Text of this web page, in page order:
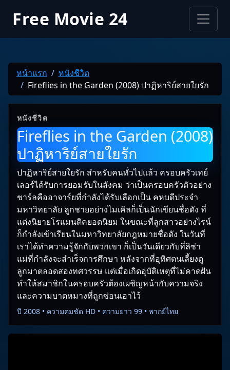
Free Movie 24
หน้าแรก
หนังชีวิต
Fireflies in the Garden (2008) ปาฏิหาริย์สายใยรัก
หนังชีวิต
Fireflies in the Garden (2008)
ปาฏิหาริย์สายใยรัก
ปาฏิหาริย์สายใยรัก สำหรับคนทั่วไปแล้ว ครอบครัวเทย์
เลอร์ได้รับการยอมรับในสังคม ว่าเป็นครอบครัวตัวอย่าง
ชาร์ลคืออาจาร์ยที่กำลังได้รับเลือกเป็น คหบดีประจำ
มหาวิทยาลัย ลูกชายอย่างไมเคิลก็เป็นนักเขียนชื่อดัง ที่
แต่งนิยายโรแมนติคยอดนิยม ในขณะที่ลูกสาวอย่างไรน์
ก็กำลังเข้าเรียนในมหาวิทยาลัยกฎหมายชื่อดัง ในวันที่
เราได้ทำความรู้จักกับพวกเขา ก็เป็นวันเดียวกับที่ลิซ่า
แม่ที่กำลังจะสำเร็จการศึกษา หลังจากที่อุทิศตนเลี้ยงดู
ลูกมาตลอดสองทศวรรษ แต่เมื่อเกิดอุบัติเหตุที่ไม่คาดฝัน
ทำให้สมาชิกในครอบครัวต้องเผชิญหน้ากับความจริง
และความบาดหมางที่ถูกซ่อนเอาไว้
ปี 2008 • ความคมชัด HD • ความยาว 99 • พากย์ไทย